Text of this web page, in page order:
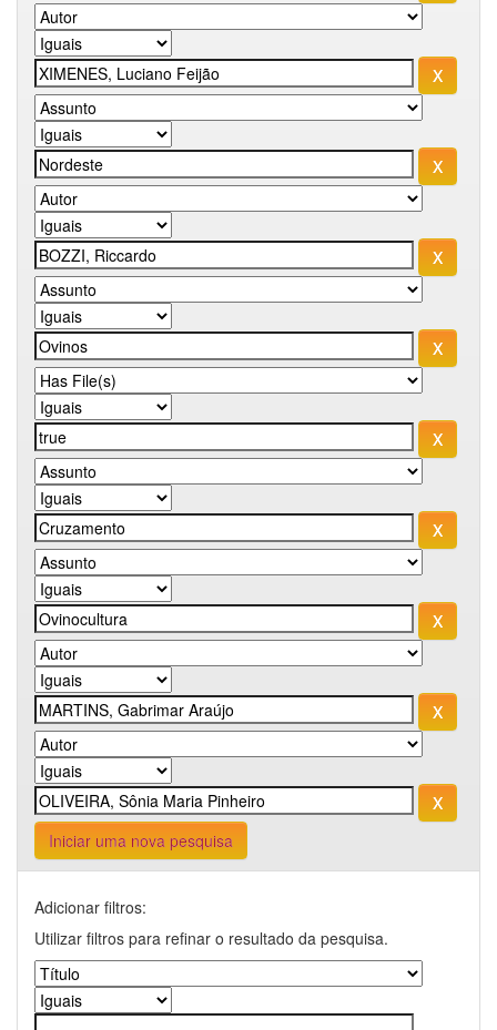
Iniciar uma nova pesquisa
Adicionar filtros:
Utilizar filtros para refinar o resultado da pesquisa.